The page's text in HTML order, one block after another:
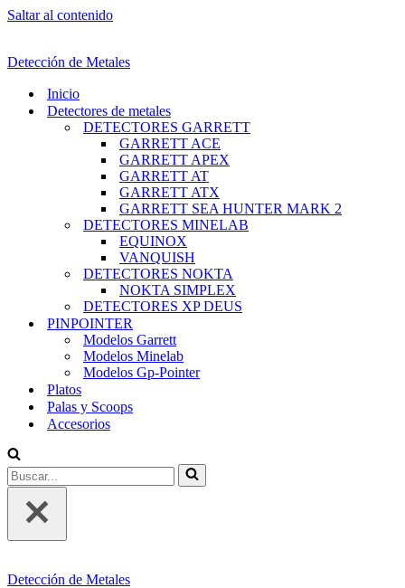
Saltar al contenido
Detección de Metales
Inicio
Detectores de metales
DETECTORES GARRETT
GARRETT ACE
GARRETT APEX
GARRETT AT
GARRETT ATX
GARRETT SEA HUNTER MARK 2
DETECTORES MINELAB
EQUINOX
VANQUISH
DETECTORES NOKTA
NOKTA SIMPLEX
DETECTORES XP DEUS
PINPOINTER
Modelos Garrett
Modelos Minelab
Modelos Gp-Pointer
Platos
Palas y Scoops
Accesorios
Buscar...
Detección de Metales